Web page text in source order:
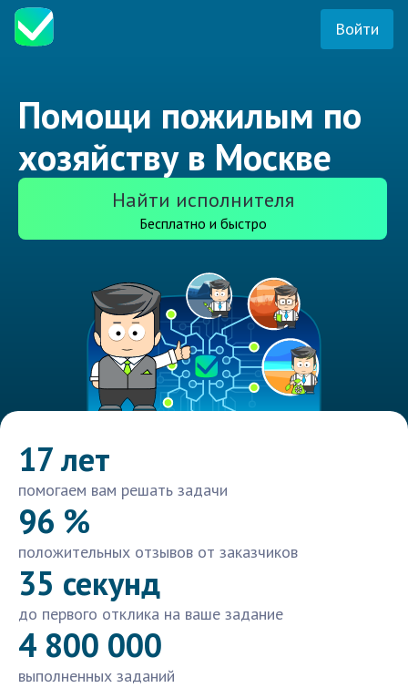
Войти
Помощи пожилым по
хозяйству в Москве
Найти исполнителя
Бесплатно и быстро
17 лет
помогаем вам решать задачи
96 %
положительных отзывов от заказчиков
35 секунд
до первого отклика на ваше задание
4 800 000
выполненных заданий